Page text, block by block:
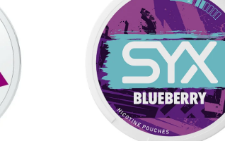
la Diferencia!
RIPS Blackcurrant 0.5. Únete a la
han descubierto la conveniencia y calidad
oportunidad exclusiva y haz tu pedido hoy